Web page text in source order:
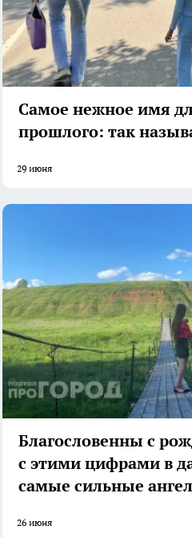
Самое нежное имя
прошлого: так
29 июня
Благословенны с
с этими цифрами в
самые сильные
26 июня